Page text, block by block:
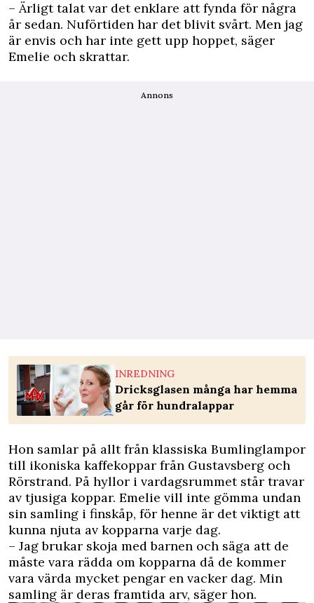
– Ärligt talat var det ­enklare att fynda för några
år sedan. Nuförtiden har det blivit svårt. Men jag
är envis och har inte gett upp hoppet, säger
Emelie och skrattar.
Annons
INREDNING
Dricksglasen många har hemma
går för hundralappar
Hon samlar på allt från klassiska Bumlinglampor
till ikoniska kaffekoppar från Gustavsberg och
Rörstrand. På hyllor i vardagsrummet står travar
av tjusiga koppar. Emelie vill inte ­gömma undan
sin samling i finskåp, för henne är det ­viktigt att
kunna njuta av kopparna varje dag.
– Jag brukar skoja med barnen och säga att de
måste vara rädda om kopparna då de kommer
vara värda mycket pengar en vacker dag. Min
samling är deras framtida arv, säger hon.